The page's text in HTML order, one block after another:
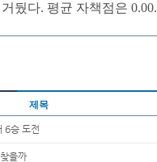
뒀다. 평균 자책점은 0.00.
제목
6승 도전
을까